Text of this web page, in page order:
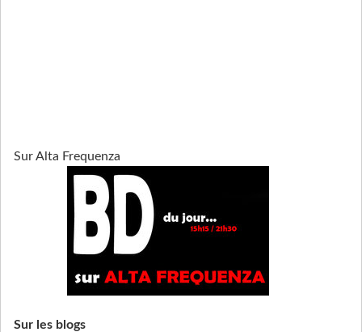
Sur Alta Frequenza
Sur les blogs